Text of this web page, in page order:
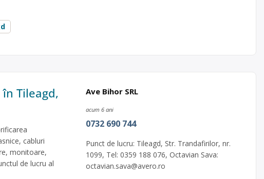
Tileagd,
cabluri
monitoare,
de lucru al
Ave Bihor SRL
acum 6 ani
0732 690 744
Punct de lucru: Tileagd, Str. Trandafirilor, nr.
1099, Tel: 0359 188 076, Octavian Sava:
octavian.sava@avero.ro